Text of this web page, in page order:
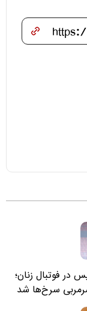
در فوتبال زنان؛
سرخ‌ها شد